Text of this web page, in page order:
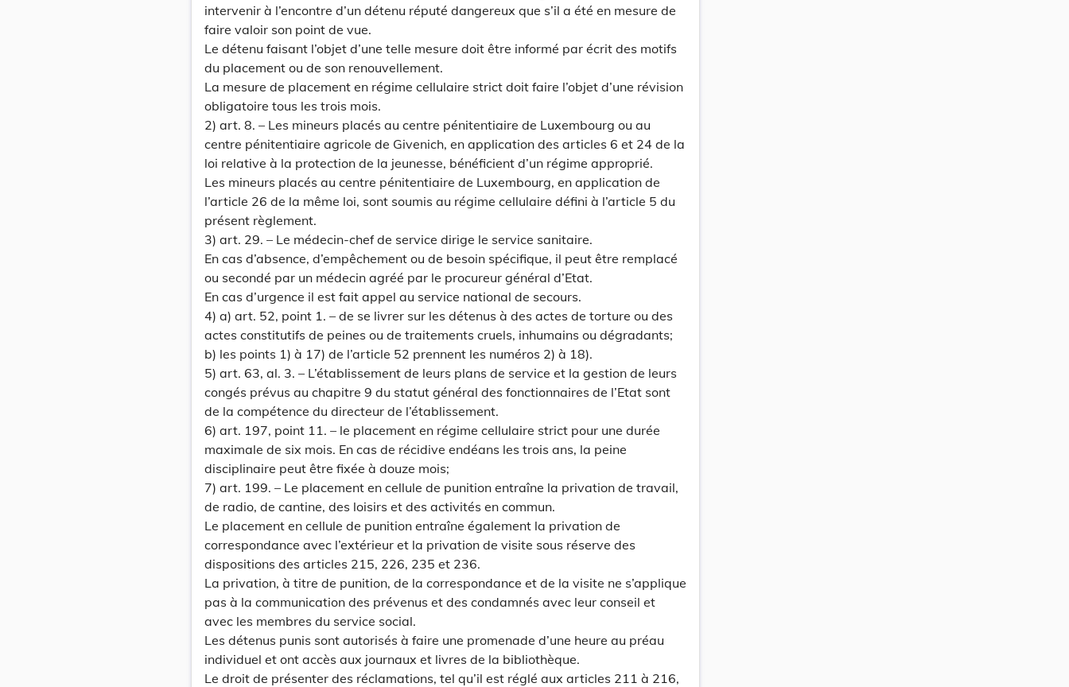
intervenir à l’encontre d’un détenu réputé dangereux que s’il a été en mesure de
faire valoir son point de vue.
Le détenu faisant l’objet d’une telle mesure doit être informé par écrit des motifs
du placement ou de son renouvellement.
La mesure de placement en régime cellulaire strict doit faire l’objet d’une révision
obligatoire tous les trois mois.
2) art. 8. – Les mineurs placés au centre pénitentiaire de Luxembourg ou au
centre pénitentiaire agricole de Givenich, en application des articles 6 et 24 de la
loi relative à la protection de la jeunesse, bénéficient d’un régime approprié.
Les mineurs placés au centre pénitentiaire de Luxembourg, en application de
l’article 26 de la même loi, sont soumis au régime cellulaire défini à l’article 5 du
présent règlement.
3) art. 29. – Le médecin-chef de service dirige le service sanitaire.
En cas d’absence, d’empêchement ou de besoin spécifique, il peut être remplacé
ou secondé par un médecin agréé par le procureur général d’Etat.
En cas d’urgence il est fait appel au service national de secours.
4) a) art. 52, point 1. – de se livrer sur les détenus à des actes de torture ou des
actes constitutifs de peines ou de traitements cruels, inhumains ou dégradants;
b) les points 1) à 17) de l’article 52 prennent les numéros 2) à 18).
5) art. 63, al. 3. – L’établissement de leurs plans de service et la gestion de leurs
congés prévus au chapitre 9 du statut général des fonctionnaires de l’Etat sont
de la compétence du directeur de l’établissement.
6) art. 197, point 11. – le placement en régime cellulaire strict pour une durée
maximale de six mois. En cas de récidive endéans les trois ans, la peine
disciplinaire peut être fixée à douze mois;
7) art. 199. – Le placement en cellule de punition entraîne la privation de travail,
de radio, de cantine, des loisirs et des activités en commun.
Le placement en cellule de punition entraîne également la privation de
correspondance avec l’extérieur et la privation de visite sous réserve des
dispositions des articles 215, 226, 235 et 236.
La privation, à titre de punition, de la correspondance et de la visite ne s’applique
pas à la communication des prévenus et des condamnés avec leur conseil et
avec les membres du service social.
Les détenus punis sont autorisés à faire une promenade d’une heure au préau
individuel et ont accès aux journaux et livres de la bibliothèque.
Le droit de présenter des réclamations, tel qu’il est réglé aux articles 211 à 216,